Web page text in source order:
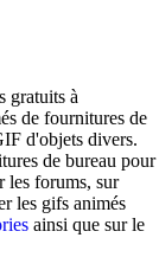
gratuits à
de fournitures de
d'objets divers.
de bureau pour
les forums, sur
les gifs animés
ainsi que sur le